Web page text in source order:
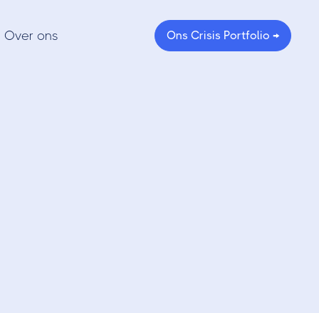
Over ons Ons Crisis Portfolio →